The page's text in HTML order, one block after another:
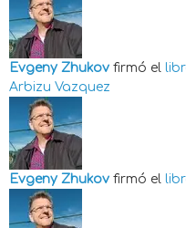
Evgeny Zhukov firmó el
Arbizu Vazquez
Evgeny Zhukov firmó el